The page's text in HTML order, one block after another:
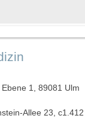
1, 89081 Ulm
Allee 23, c1.412